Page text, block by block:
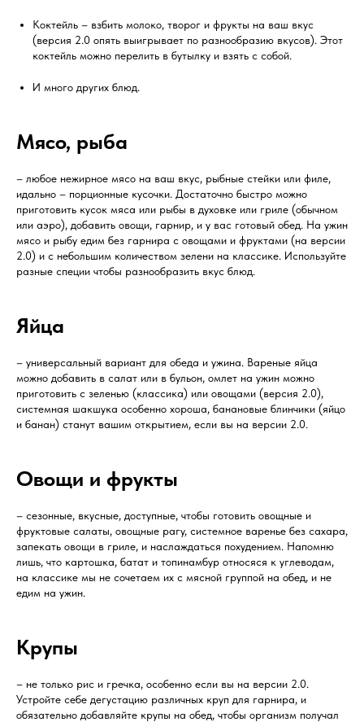
Коктейль – взбить молоко, творог и фрукты на ваш вкус
(версия 2.0 опять выигрывает по разнообразию вкусов). Этот
коктейль можно перелить в бутылку и взять с собой.
И много других блюд.
Мясо, рыба
– любое нежирное мясо на ваш вкус, рыбные стейки или филе,
идально – порционные кусочки. Достаточно быстро можно
приготовить кусок мяса или рыбы в духовке или гриле (обычном
или аэро), добавить овощи, гарнир, и у вас готовый обед. На ужин
мясо и рыбу едим без гарнира с овощами и фруктами (на версии
2.0) и с небольшим количеством зелени на классике. Используйте
разные специи чтобы разнообразить вкус блюд.
Яйца
– универсальный вариант для обеда и ужина. Вареные яйца
можно добавить в салат или в бульон, омлет на ужин можно
приготовить с зеленью (классика) или овощами (версия 2.0),
системная шакшука особенно хороша, банановые блинчики (яйцо
и банан) станут вашим открытием, если вы на версии 2.0.
Овощи и фрукты
– сезонные, вкусные, доступные, чтобы готовить овощные и
фруктовые салаты, овощные рагу, системное варенье без сахара,
запекать овощи в гриле, и наслаждаться похудением. Напомню
лишь, что картошка, батат и топинамбур относяся к углеводам,
на классике мы не сочетаем их с мясной группой на обед, и не
едим на ужин.
Крупы
– не только рис и гречка, особенно если вы на версии 2.0.
Устройте себе дегустацию различных круп для гарнира, и
обязательно добавляйте крупы на обед, чтобы организм получал